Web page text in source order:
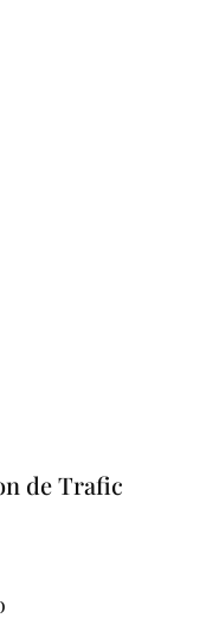
de Trafic